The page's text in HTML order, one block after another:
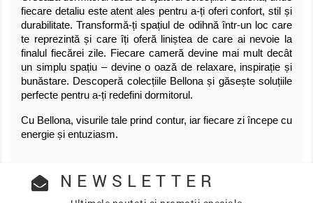
fiecare detaliu este atent ales pentru a-ți oferi confort, stil și
durabilitate. Transformă-ți spațiul de odihnă într-un loc care
te reprezintă și care îți oferă liniștea de care ai nevoie la
finalul fiecărei zile. Fiecare cameră devine mai mult decât
un simplu spațiu – devine o oază de relaxare, inspirație și
bunăstare. Descoperă colecțiile Bellona și găsește soluțiile
perfecte pentru a-ți redefini dormitorul.
Cu Bellona, visurile tale prind contur, iar fiecare zi începe cu
energie și entuziasm.
NEWSLETTER